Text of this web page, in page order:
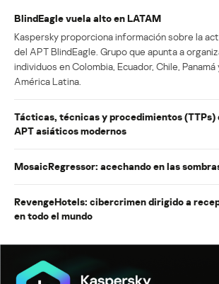
BlindEagle vuela alto en LATAM
Kaspersky proporciona información sobre la
del APT BlindEagle. Grupo que apunta a
individuos en Colombia, Ecuador, Chile,
América Latina.
Tácticas, técnicas y procedimientos (TTPs)
APT asiáticos modernos
MosaicRegressor: acechando en las
RevengeHotels: cibercrimen dirigido a
en todo el mundo